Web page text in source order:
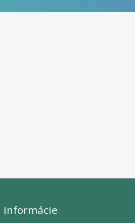
Informácie